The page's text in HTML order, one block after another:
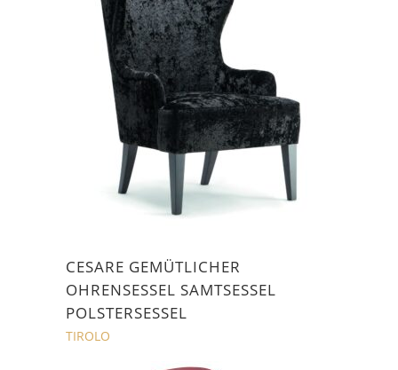
CESARE GEMÜTLICHER
OHRENSESSEL SAMTSESSEL
POLSTERSESSEL
TIROLO